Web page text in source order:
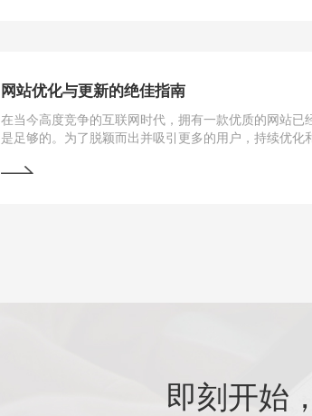
网站优化与更新的绝佳指南
在当今高度竞争的互联网时代，拥有一款优质的网站已
是足够的。为了脱颖而出并吸引更多的用户，持续优化
优化与更新，以帮助您实现网站的最大化价值。阅读本
即刻开始